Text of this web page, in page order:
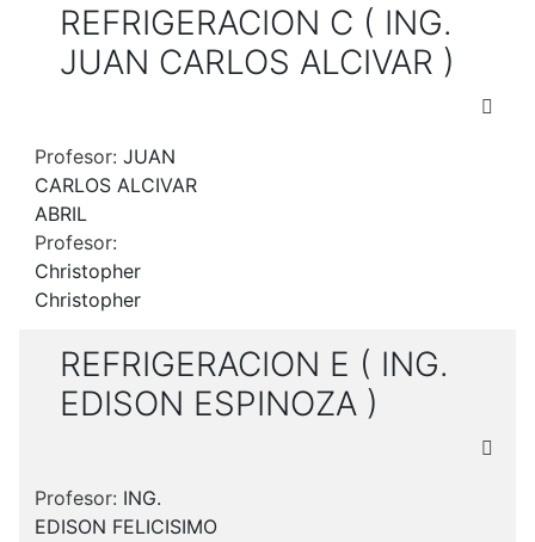
REFRIGERACION C ( ING.
JUAN CARLOS ALCIVAR )
Profesor: JUAN
CARLOS ALCIVAR
ABRIL
Profesor:
Christopher
Christopher
REFRIGERACION E ( ING.
EDISON ESPINOZA )
Profesor: ING.
EDISON FELICISIMO